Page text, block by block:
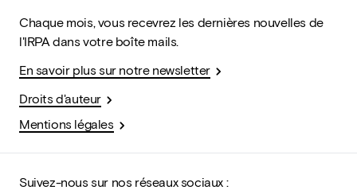
Chaque mois, vous recevrez les dernières nouvelles de
l'IRPA dans votre boîte mails.
En savoir plus sur notre newsletter
Droits d'auteur
Mentions légales
Suivez-nous sur nos réseaux sociaux :